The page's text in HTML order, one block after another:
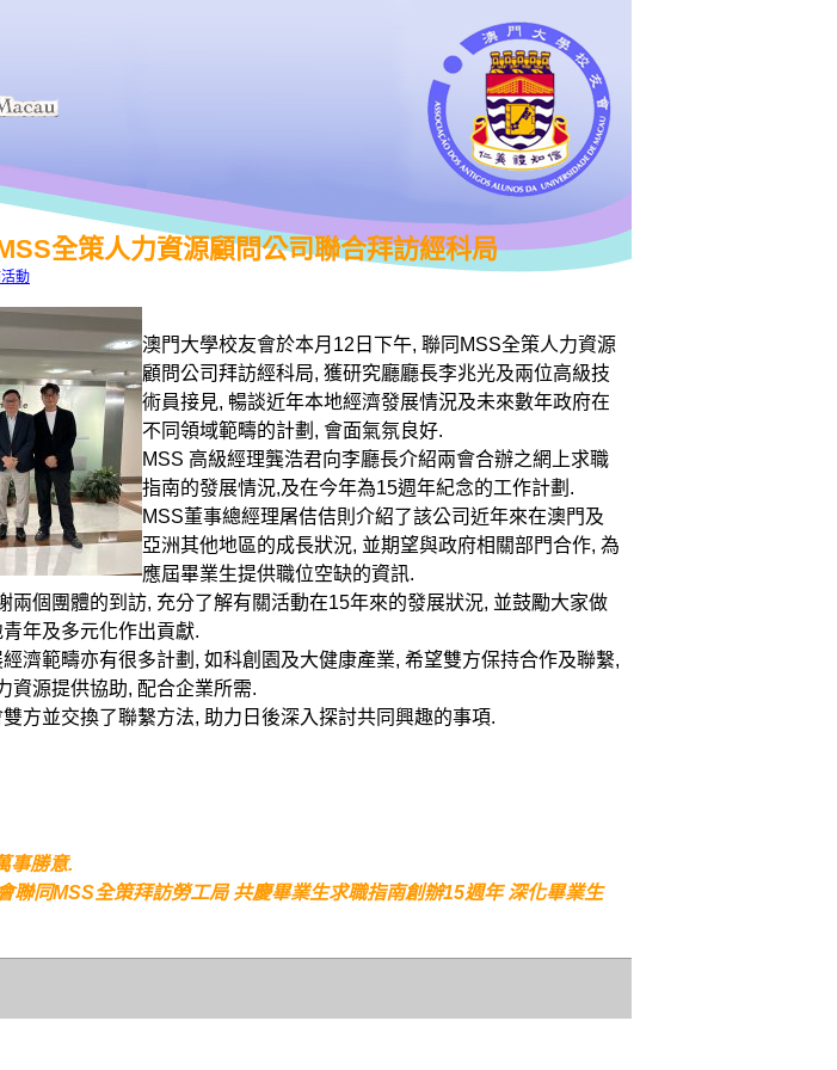
全策人力資源顧問公司聯合拜訪經科局
動
澳門大學校友會於本月12日下午, 聯同MSS全策人力資源
顧問公司拜訪經科局, 獲研究廳廳長李兆光及兩位高級技
術員接見, 暢談近年本地經濟發展情況及未來數年政府在
不同領域範疇的計劃, 會面氣氛良好.
MSS 高級經理龔浩君向李廳長介紹兩會合辦之網上求職
指南的發展情況,及在今年為15週年紀念的工作計劃.
MSS董事總經理屠佶佶則介紹了該公司近年來在澳門及
亞洲其他地區的成長狀況, 並期望與政府相關部門合作, 為
應屆畢業生提供職位空缺的資訊.
兩個團體的到訪, 充分了解有關活動在15年來的發展狀況, 並鼓勵大家做
年及多元化作出貢獻.
濟範疇亦有很多計劃, 如科創園及大健康產業, 希望雙方保持合作及聯繫,
資源提供協助, 配合企業所需.
方並交換了聯繫方法, 助力日後深入探討共同興趣的事項.
事勝意.
聯同MSS全策拜訪勞工局 共慶畢業生求職指南創辦15週年 深化畢業生